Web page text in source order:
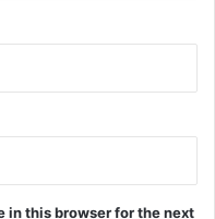
in this browser for the next